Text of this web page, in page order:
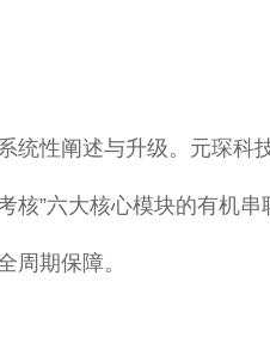
统性阐述与升级。元琛
核”六大核心模块的有机
周期保障。